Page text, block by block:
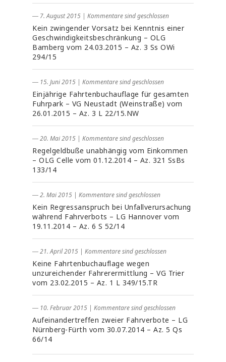
― 7. August 2015 | Kommentare sind geschlossen
Kein zwingender Vorsatz bei Kenntnis einer
Geschwindigkeitsbeschränkung – OLG
Bamberg vom 24.03.2015 – Az. 3 Ss OWi
294/15
― 15. Juni 2015 | Kommentare sind geschlossen
Einjährige Fahrtenbuchauflage für gesamten
Fuhrpark – VG Neustadt (Weinstraße) vom
26.01.2015 – Az. 3 L 22/15.NW
― 20. Mai 2015 | Kommentare sind geschlossen
Regelgeldbuße unabhängig vom Einkommen
– OLG Celle vom 01.12.2014 – Az. 321 SsBs
133/14
― 2. Mai 2015 | Kommentare sind geschlossen
Kein Regressanspruch bei Unfallverursachung
während Fahrverbots – LG Hannover vom
19.11.2014 – Az. 6 S 52/14
― 21. April 2015 | Kommentare sind geschlossen
Keine Fahrtenbuchauflage wegen
unzureichender Fahrerermittlung – VG Trier
vom 23.02.2015 – Az. 1 L 349/15.TR
― 10. Februar 2015 | Kommentare sind geschlossen
Aufeinandertreffen zweier Fahrverbote – LG
Nürnberg-Fürth vom 30.07.2014 – Az. 5 Qs
66/14